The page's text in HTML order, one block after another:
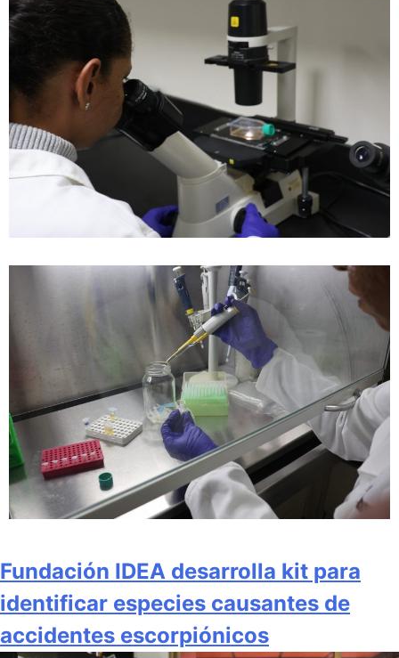
Fundación IDEA desarrolla kit para
identificar especies causantes de
accidentes escorpiónicos